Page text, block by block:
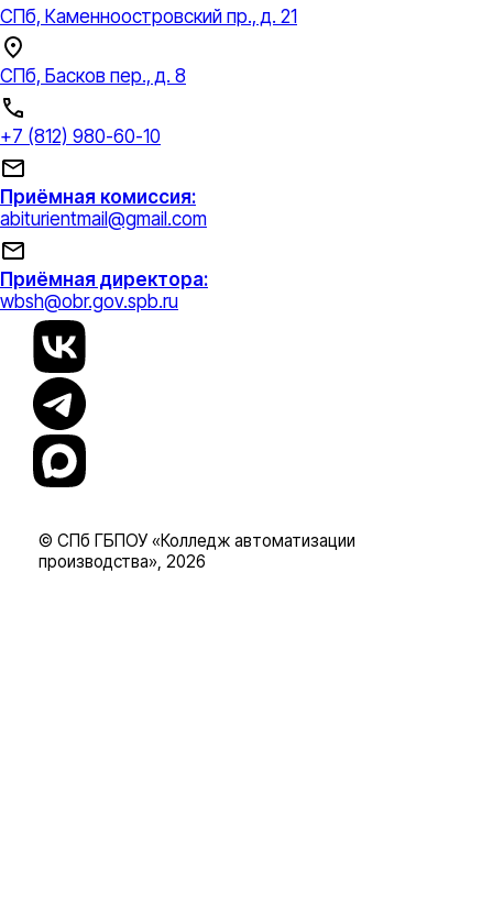
СПб, Каменноостровский пр., д. 21
СПб, Басков пер., д. 8
+7 (812) 980-60-10
Приёмная комиссия:
abiturientmail@gmail.com
Приёмная директора:
wbsh@obr.gov.spb.ru
© СПб ГБПОУ «Колледж автоматизации
производства», 2026